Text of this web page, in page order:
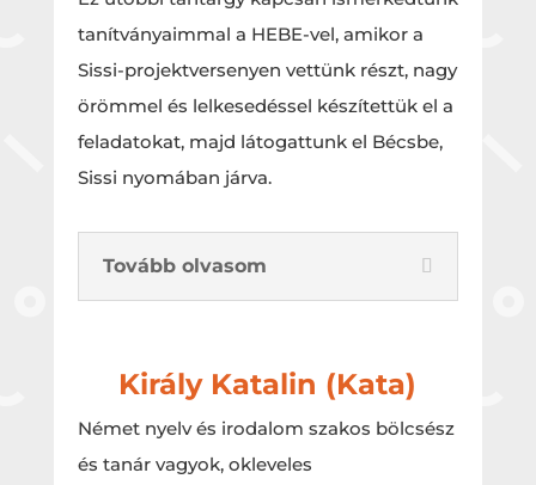
tanítványaimmal a HEBE-vel, amikor a
Sissi-projektversenyen vettünk részt, nagy
örömmel és lelkesedéssel készítettük el a
feladatokat, majd látogattunk el Bécsbe,
Sissi nyomában járva.
Tovább olvasom
Király Katalin (Kata)
Német nyelv és irodalom szakos bölcsész
és tanár vagyok, okleveles